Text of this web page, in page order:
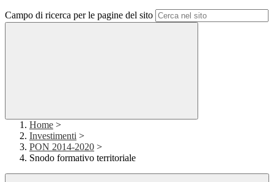
Campo di ricerca per le pagine del sito
Home >
Investimenti >
PON 2014-2020 >
Snodo formativo territoriale